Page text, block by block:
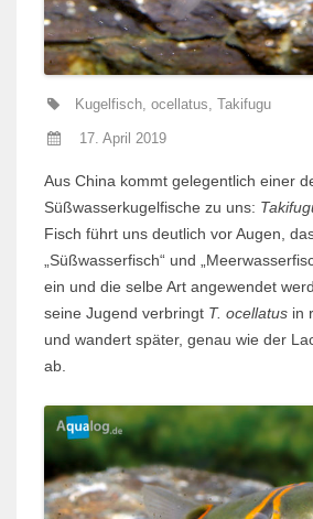
Kugelfisch, ocellatus Takifugu
17. April 2019
Aus China kommt gelegentlich einer
Süßwasserkugelfische zu uns:
Fisch führt uns deutlich vor Augen,
„Süßwasserfisch“ und
ein und die selbe Art angewendet
seine Jugend verbringt T. ocellatus in
und wandert später, genau wie der
ab.